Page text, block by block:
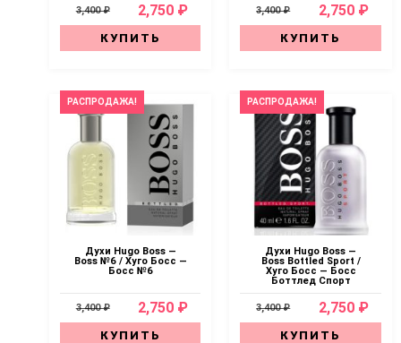
3,400 ₽ 2,750 ₽
КУПИТЬ
3,400 ₽ 2,750 ₽
КУПИТЬ
РАСПРОДАЖА!
Духи Hugo Boss —
Boss №6 / Хуго Босс —
Босс №6
3,400 ₽ 2,750 ₽
КУПИТЬ
РАСПРОДАЖА!
Духи Hugo Boss —
Boss Bottled Sport /
Хуго Босс — Босс
Боттлед Спорт
3,400 ₽ 2,750 ₽
КУПИТЬ